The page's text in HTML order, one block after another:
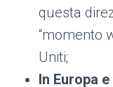
questa
“momento
Uniti;
In Europa